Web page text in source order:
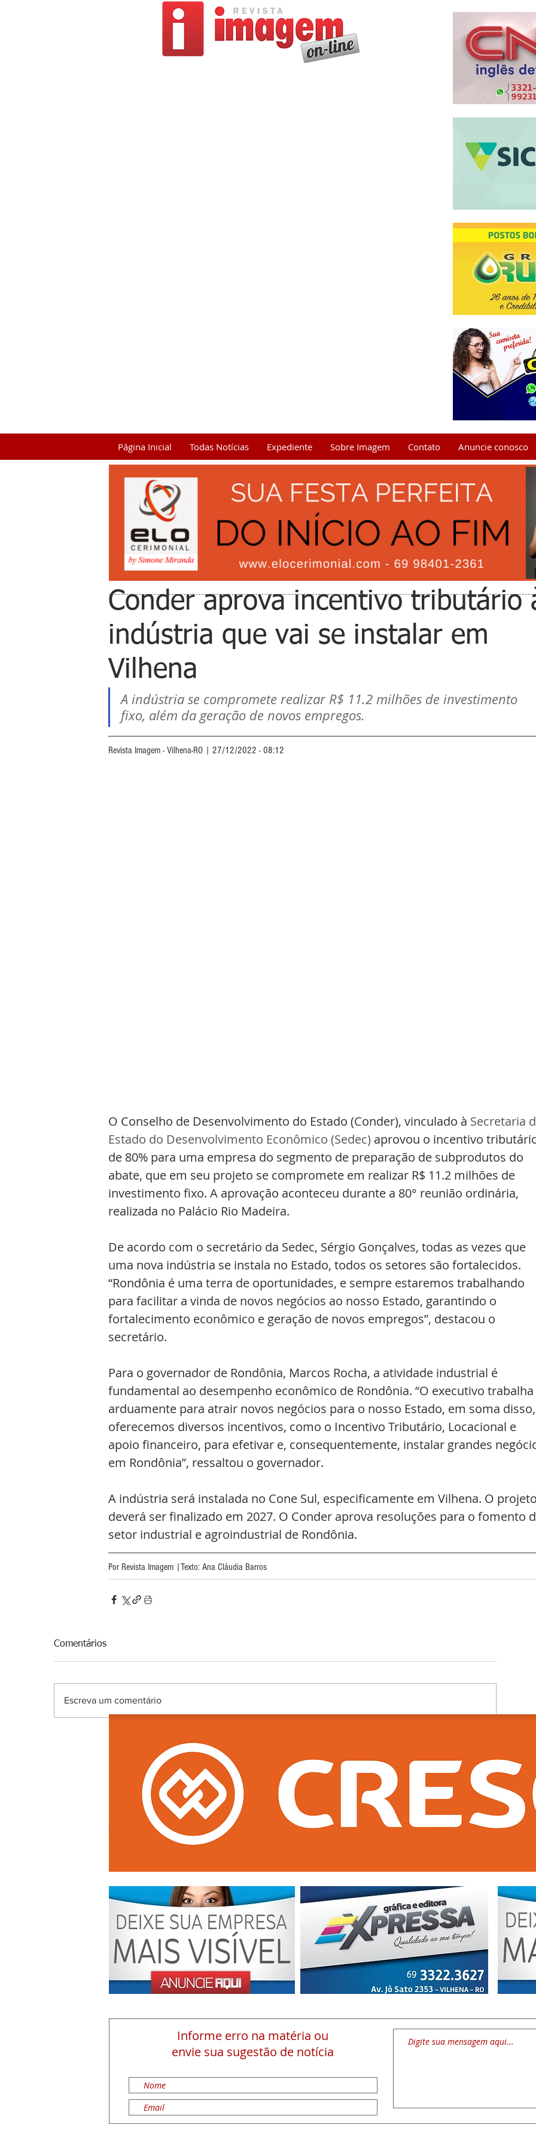
Página Inicial Todas Notícias Expediente Sobre Imagem Contato Anuncie conosco
Conder aprova incentivo tributário
indústria que vai se instalar em
Vilhena
A indústria se compromete realizar R$ 11.2 milhões de investimento
fixo, além da geração de novos empregos.
Revista Imagem - Vilhena-RO | 27/12/2022 - 08:12
O Conselho de Desenvolvimento do Estado (Conder), vinculado à Secretaria
Estado do Desenvolvimento Econômico (Sedec) aprovou o incentivo
de 80% para uma empresa do segmento de preparação de subprodutos do
abate, que em seu projeto se compromete em realizar R$ 11.2 milhões de
investimento fixo. A aprovação aconteceu durante a 80° reunião ordinária,
realizada no Palácio Rio Madeira.
De acordo com o secretário da Sedec, Sérgio Gonçalves, todas as vezes que
uma nova indústria se instala no Estado, todos os setores são fortalecidos.
“Rondônia é uma terra de oportunidades, e sempre estaremos trabalhando
para facilitar a vinda de novos negócios ao nosso Estado, garantindo o
fortalecimento econômico e geração de novos empregos”, destacou o
secretário.
Para o governador de Rondônia, Marcos Rocha, a atividade industrial é
fundamental ao desempenho econômico de Rondônia. “O executivo trabalha
arduamente para atrair novos negócios para o nosso Estado, em soma
oferecemos diversos incentivos, como o Incentivo Tributário, Locacional e
apoio financeiro, para efetivar e, consequentemente, instalar grandes
em Rondônia”, ressaltou o governador.
A indústria será instalada no Cone Sul, especificamente em Vilhena. O
deverá ser finalizado em 2027. O Conder aprova resoluções para o fomento
setor industrial e agroindustrial de Rondônia.
Por Revista Imagem |Texto: Ana Cláudia Barros
Comentários
Escreva um comentário
Informe erro na matéria ou
envie sua sugestão de notícia